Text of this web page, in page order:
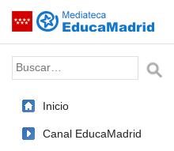
Saltar navegación
Palabra o frase:
Inicio
Canal EducaMadrid